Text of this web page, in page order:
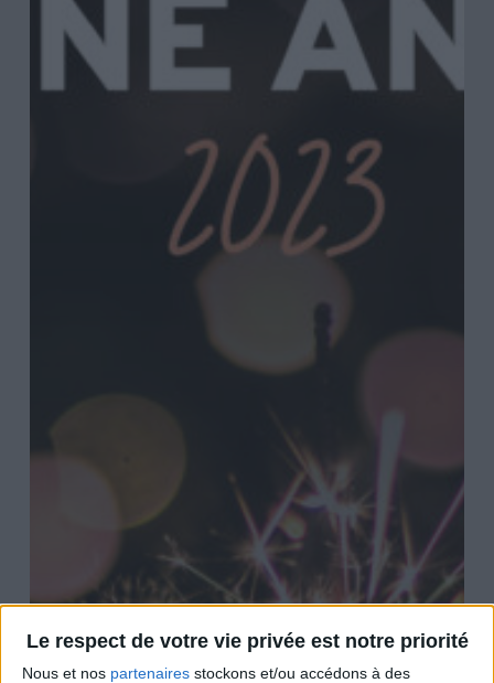
Le respect de votre vie privée est notre priorité
Nous et nos partenaires stockons et/ou accédons à des